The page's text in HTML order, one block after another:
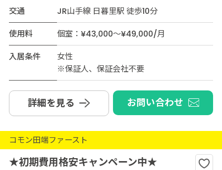
交通
JR山手線 日暮里駅 徒歩10分
使用料
個室：¥43,000～¥49,000/月
入居条件
女性
※保証人、保証会社不要
詳細を見る お問い合わせ
コモン田端ファースト
★初期費用格安キャンペーン中★